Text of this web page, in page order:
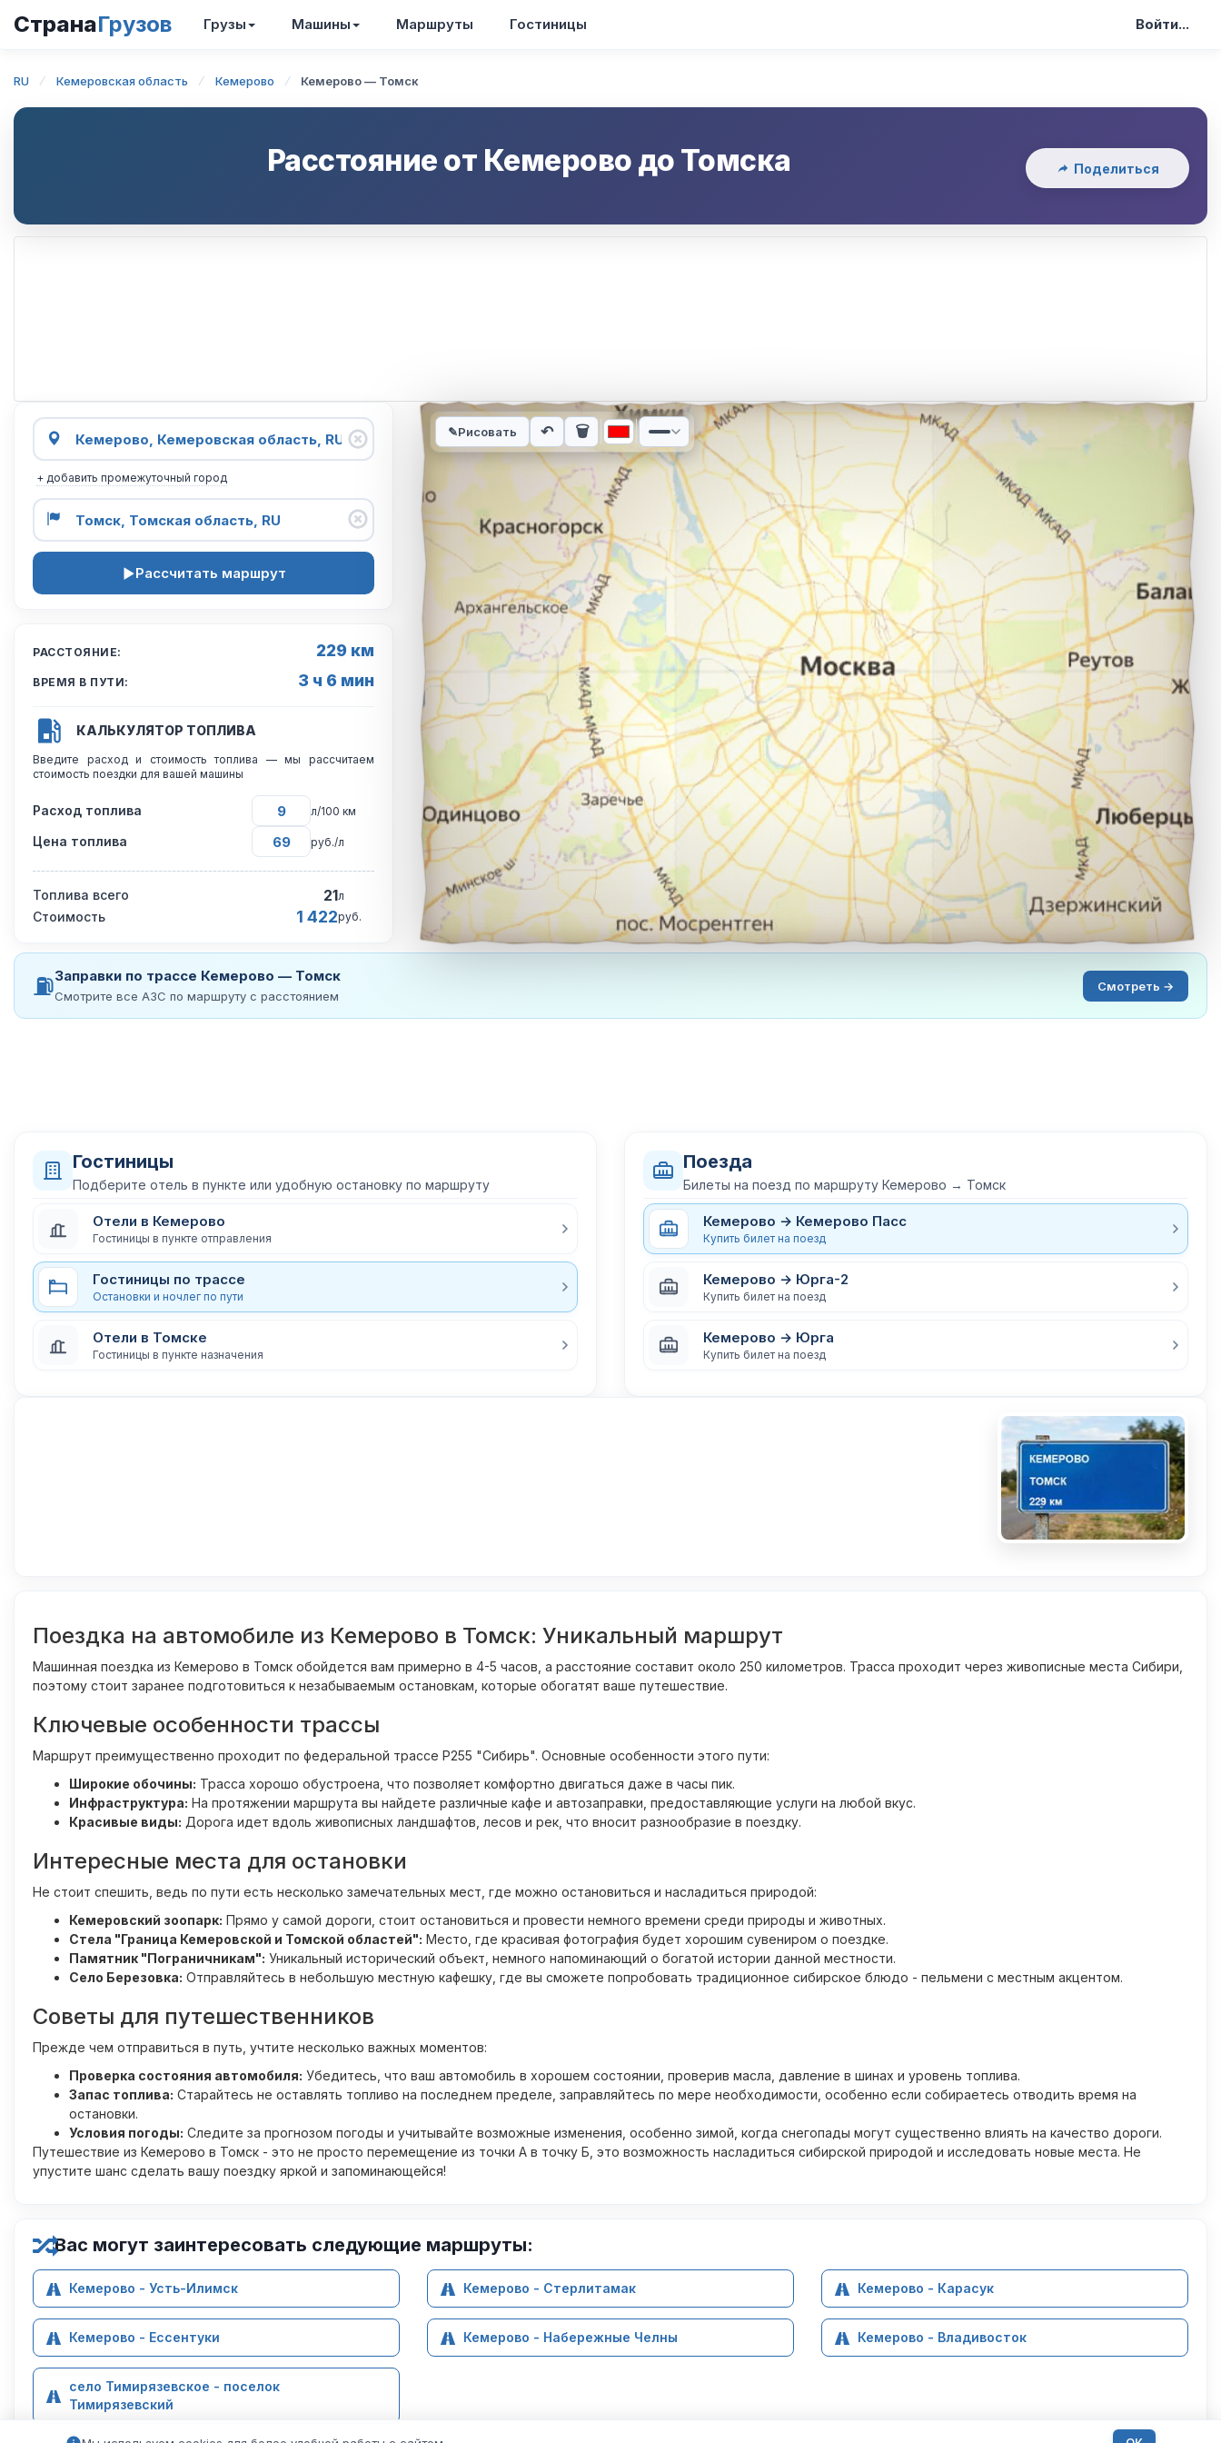
СтранаГрузов Грузы Машины Маршруты Гостиницы Войти...
RU Кемеровская область Кемерово Кемерово — Томск
Расстояние от Кемерово до Томска Поделиться
+ добавить промежуточный город
Рассчитать маршрут
РАССТОЯНИЕ: 229 км
ВРЕМЯ В ПУТИ: 3 ч 6 мин
КАЛЬКУЛЯТОР ТОПЛИВА
Введите расход и стоимость топлива — мы рассчитаем
стоимость поездки для вашей машины
Расход топлива л/100 км
Цена топлива руб./л
Топлива всего 21л
Стоимость 1 422руб.
Интерактивная карта автомобильного маршрута из города Кемерово в город Томск.
✎Рисовать ↶ 🗑
⛽Заправки по трассе Кемерово — Томск
Смотрите все АЗС по маршруту с расстоянием
Смотреть →
Гостиницы
Подберите отель в пункте или удобную остановку по маршруту
Отели в Кемерово
Гостиницы в пункте отправления
Гостиницы по трассе
Остановки и ночлег по пути
Отели в Томске
Гостиницы в пункте назначения
Поезда
Билеты на поезд по маршруту Кемерово → Томск
Кемерово → Кемерово Пасс
Купить билет на поезд
Кемерово → Юрга-2
Купить билет на поезд
Кемерово → Юрга
Купить билет на поезд
Поездка на автомобиле из Кемерово в Томск: Уникальный маршрут
Машинная поездка из Кемерово в Томск обойдется вам примерно в 4-5 часов, а расстояние составит около 250 километров. Трасса проходит через живописные места Сибири,
поэтому стоит заранее подготовиться к незабываемым остановкам, которые обогатят ваше путешествие.
Ключевые особенности трассы
Маршрут преимущественно проходит по федеральной трассе Р255 "Сибирь". Основные особенности этого пути:
Широкие обочины: Трасса хорошо обустроена, что позволяет комфортно двигаться даже в часы пик.
Инфраструктура: На протяжении маршрута вы найдете различные кафе и автозаправки, предоставляющие услуги на любой вкус.
Красивые виды: Дорога идет вдоль живописных ландшафтов, лесов и рек, что вносит разнообразие в поездку.
Интересные места для остановки
Не стоит спешить, ведь по пути есть несколько замечательных мест, где можно остановиться и насладиться природой:
Кемеровский зоопарк: Прямо у самой дороги, стоит остановиться и провести немного времени среди природы и животных.
Стела "Граница Кемеровской и Томской областей": Место, где красивая фотография будет хорошим сувениром о поездке.
Памятник "Пограничникам": Уникальный исторический объект, немного напоминающий о богатой истории данной местности.
Село Березовка: Отправляйтесь в небольшую местную кафешку, где вы сможете попробовать традиционное сибирское блюдо - пельмени с местным акцентом.
Советы для путешественников
Прежде чем отправиться в путь, учтите несколько важных моментов:
Проверка состояния автомобиля: Убедитесь, что ваш автомобиль в хорошем состоянии, проверив масла, давление в шинах и уровень топлива.
Запас топлива: Старайтесь не оставлять топливо на последнем пределе, заправляйтесь по мере необходимости, особенно если собираетесь отводить время на
остановки.
Условия погоды: Следите за прогнозом погоды и учитывайте возможные изменения, особенно зимой, когда снегопады могут существенно влиять на качество дороги.
Путешествие из Кемерово в Томск - это не просто перемещение из точки А в точку Б, это возможность насладиться сибирской природой и исследовать новые места. Не
упустите шанс сделать вашу поездку яркой и запоминающейся!
Вас могут заинтересовать следующие маршруты:
Кемерово - Усть-Илимск Кемерово - Стерлитамак Кемерово - Карасук
Кемерово - Ессентуки Кемерово - Набережные Челны Кемерово - Владивосток
село Тимирязевское - поселок
Тимирязевский